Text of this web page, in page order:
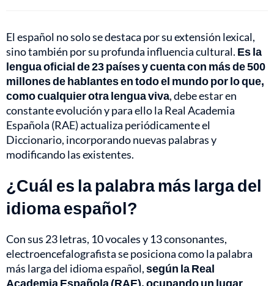
El español no solo se destaca por su extensión lexical,
sino también por su profunda influencia cultural. Es la
lengua oficial de 23 países y cuenta con más de 500
millones de hablantes en todo el mundo por lo que,
como cualquier otra lengua viva, debe estar en
constante evolución y para ello la Real Academia
Española (RAE) actualiza periódicamente el
Diccionario, incorporando nuevas palabras y
modificando las existentes.
¿Cuál es la palabra más larga del
idioma español?
Con sus 23 letras, 10 vocales y 13 consonantes,
electroencefalografista se posiciona como la palabra
más larga del idioma español,según la Real
Academia Española (RAE), ocupando un lugar